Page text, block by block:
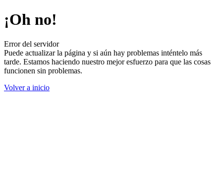
¡Oh no!
Error del servidor
Puede actualizar la página y si aún hay problemas inténtelo más
tarde. Estamos haciendo nuestro mejor esfuerzo para que las cosas
funcionen sin problemas.
Volver a inicio